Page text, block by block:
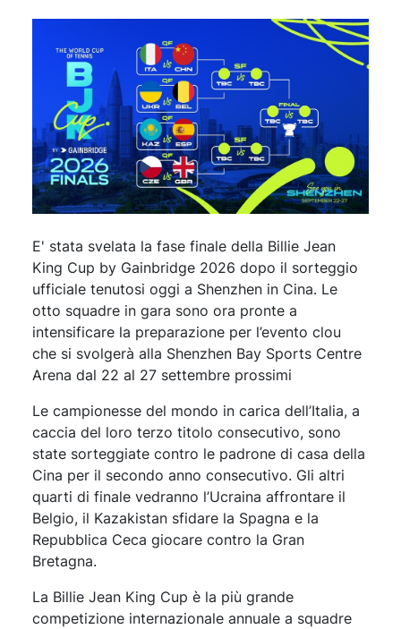
E' stata svelata la fase finale della Billie Jean
King Cup by Gainbridge 2026 dopo il sorteggio
ufficiale tenutosi oggi a Shenzhen in Cina. Le
otto squadre in gara sono ora pronte a
intensificare la preparazione per l’evento clou
che si svolgerà alla Shenzhen Bay Sports Centre
Arena dal 22 al 27 settembre prossimi
Le campionesse del mondo in carica dell’Italia, a
caccia del loro terzo titolo consecutivo, sono
state sorteggiate contro le padrone di casa della
Cina per il secondo anno consecutivo. Gli altri
quarti di finale vedranno l’Ucraina affrontare il
Belgio, il Kazakistan sfidare la Spagna e la
Repubblica Ceca giocare contro la Gran
Bretagna.
La Billie Jean King Cup è la più grande
competizione internazionale annuale a squadre